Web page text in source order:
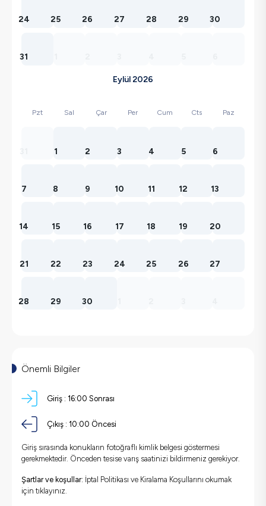
24 25 26 27 28 29 30
31
Eylül 2026
Pzt Sal Çar Per Cum Cts Paz
1 2 3 4 5 6
7 8 9 10 11 12 13
14 15 16 17 18 19 20
21 22 23 24 25 26 27
28 29 30
Önemli Bilgiler
Giriş : 16:00 Sonrası
Çıkış : 10:00 Öncesi
Giriş sırasında konukların fotoğraflı kimlik belgesi göstermesi
gerekmektedir. Önceden tesise varış saatinizi bildirmeniz gerekiyor.
Şartlar ve koşullar: İptal Politikası ve Kiralama Koşullarını okumak
için tıklayınız.